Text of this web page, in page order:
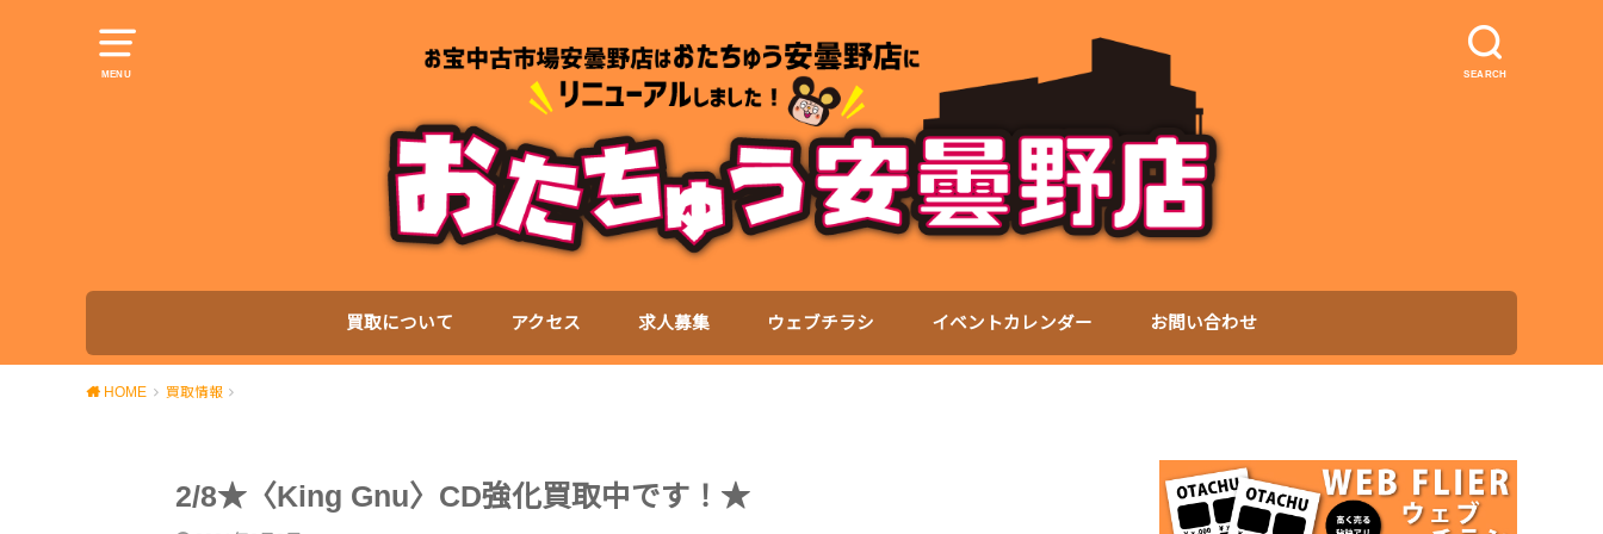
MENU SEARCH
買取について アクセス 求人募集 ウェブチラシ イベントカレンダー お問い合わせ
HOME 買取情報
2/8★〈King Gnu〉CD強化買取中です！★